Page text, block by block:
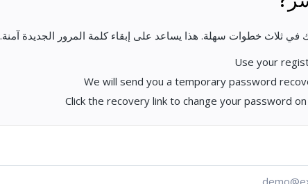
في ثلاث خطوات سهلة. هذا يساعد على إبقاء كلمة المرور الجديدة آمنة.